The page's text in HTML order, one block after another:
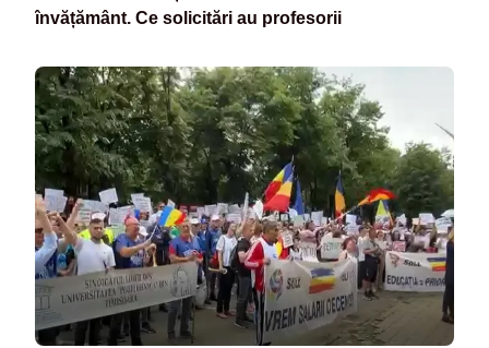
învățământ. Ce solicitări au profesorii